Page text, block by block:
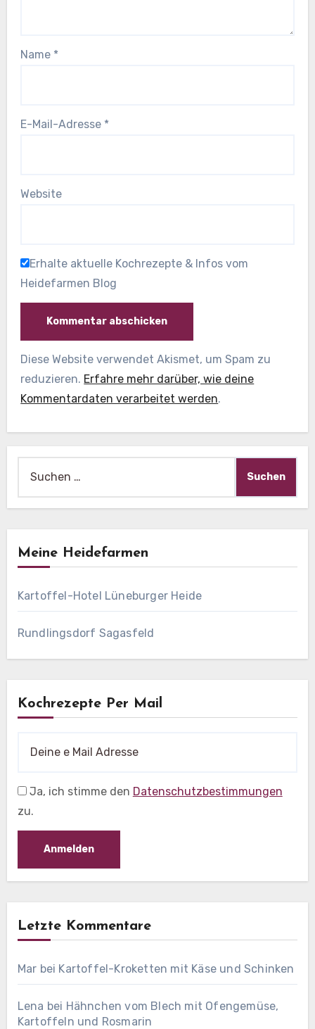
Name *
E-Mail-Adresse *
Website
Erhalte aktuelle Kochrezepte & Infos vom
Heidefarmen Blog
Diese Website verwendet Akismet, um Spam zu
reduzieren. Erfahre mehr darüber, wie deine
Kommentardaten verarbeitet werden.
nach:
Meine Heidefarmen
Kartoffel-Hotel Lüneburger Heide
Rundlingsdorf Sagasfeld
Kochrezepte Per Mail
Ja, ich stimme den Datenschutzbestimmungen
zu.
Letzte Kommentare
Mar bei Kartoffel-Kroketten mit Käse und Schinken
Lena bei Hähnchen vom Blech mit Ofengemüse,
Kartoffeln und Rosmarin